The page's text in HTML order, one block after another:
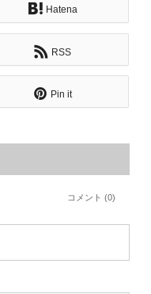
Hatena
RSS
Pin it
コメント (0)